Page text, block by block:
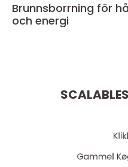
Brunnsborrning för
och energi